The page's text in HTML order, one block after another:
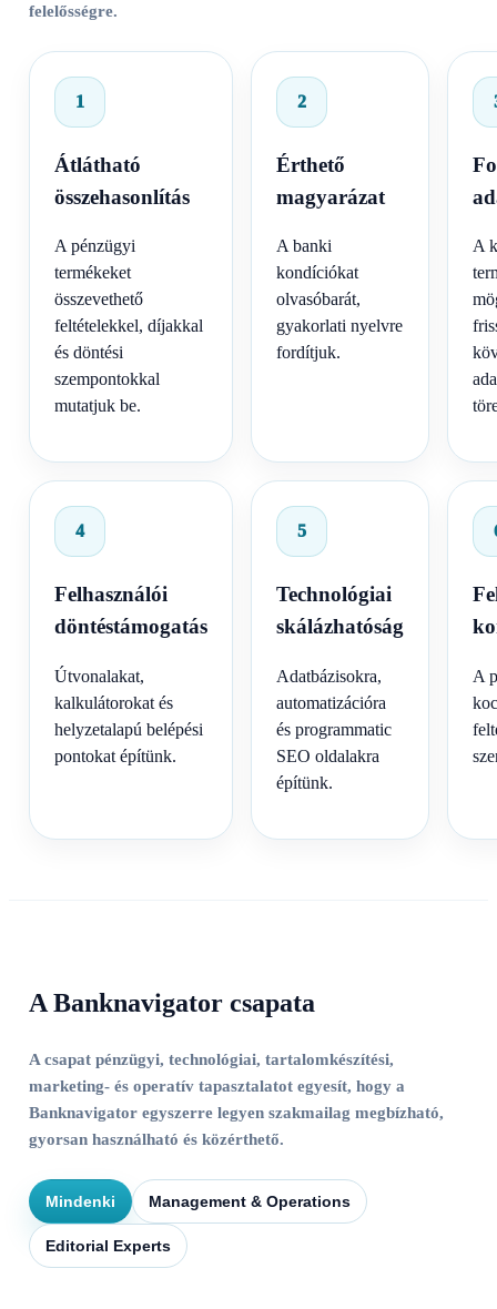
felelősségre.
1
Átlátható
összehasonlítás
A pénzügyi
termékeket
összevethető
feltételekkel, díjakkal
és döntési
szempontokkal
mutatjuk be.
2
Érthető
magyarázat
A banki
kondíciókat
olvasóbarát,
gyakorlati nyelvre
fordítjuk.
A
4
Felhasználói
döntéstámogatás
Útvonalakat,
kalkulátorokat és
helyzetalapú belépési
pontokat építünk.
5
Technológiai
skálázhatóság
Adatbázisokra,
automatizációra
és programmatic
SEO oldalakra
építünk.
A
A Banknavigator csapata
A csapat pénzügyi, technológiai, tartalomkészítési,
marketing- és operatív tapasztalatot egyesít, hogy a
Banknavigator egyszerre legyen szakmailag megbízható,
gyorsan használható és közérthető.
Mindenki Management & Operations
Editorial Experts